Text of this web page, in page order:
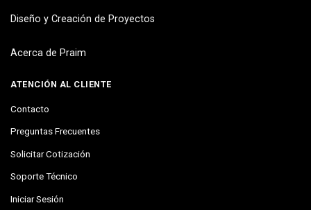
Diseño y Creación de Proyectos
Acerca de Praim
ATENCIÓN AL CLIENTE
Contacto
Preguntas Frecuentes
Solicitar Cotización
Soporte Técnico
Iniciar Sesión